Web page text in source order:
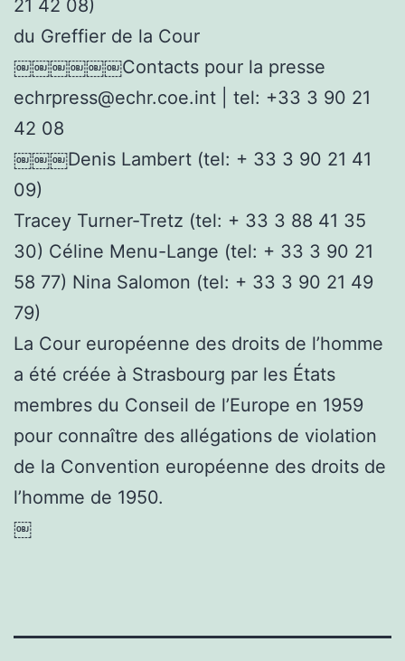
21 42 08)
du Greffier de la Cour
￼￼￼￼￼￼Contacts pour la presse
echrpress@echr.coe.int | tel: +33 3 90 21
42 08
￼￼￼Denis Lambert (tel: + 33 3 90 21 41
09)
Tracey Turner-Tretz (tel: + 33 3 88 41 35
30) Céline Menu-Lange (tel: + 33 3 90 21
58 77) Nina Salomon (tel: + 33 3 90 21 49
79)
La Cour européenne des droits de l’homme
a été créée à Strasbourg par les États
membres du Conseil de l’Europe en 1959
pour connaître des allégations de violation
de la Convention européenne des droits de
l’homme de 1950.
￼